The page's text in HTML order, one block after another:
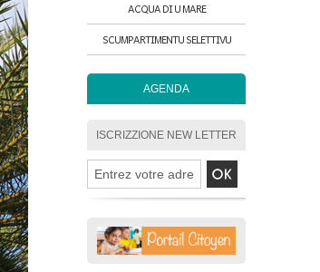
ACQUA DI U MARE
SCUMPARTIMENTU SELETTIVU
AGENDA
ISCRIZZIONE NEW LETTER